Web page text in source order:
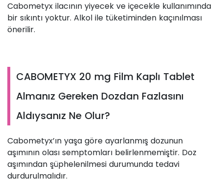
Cabometyx ilacının yiyecek ve içecekle kullanımında
bir sıkıntı yoktur. Alkol ile tüketiminden kaçınılması
önerilir.
CABOMETYX 20 mg Film Kaplı Tablet
Almanız Gereken Dozdan Fazlasını
Aldıysanız Ne Olur?
Cabometyx’ın yaşa göre ayarlanmış dozunun
aşımının olası semptomları belirlenmemiştir. Doz
aşımından şüphelenilmesi durumunda tedavi
durdurulmalıdır.